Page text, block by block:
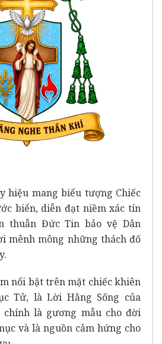
hiệu mang biểu tượng Chiếc
biển, diễn đạt niềm xác tín
thuẫn Đức Tin bảo vệ Dân
mênh mông những thách đố
nổi bật trên mặt chiếc khiên
Tử, là Lời Hằng Sống của
chính là gương mẫu cho đời
và là nguồn cảm hứng cho